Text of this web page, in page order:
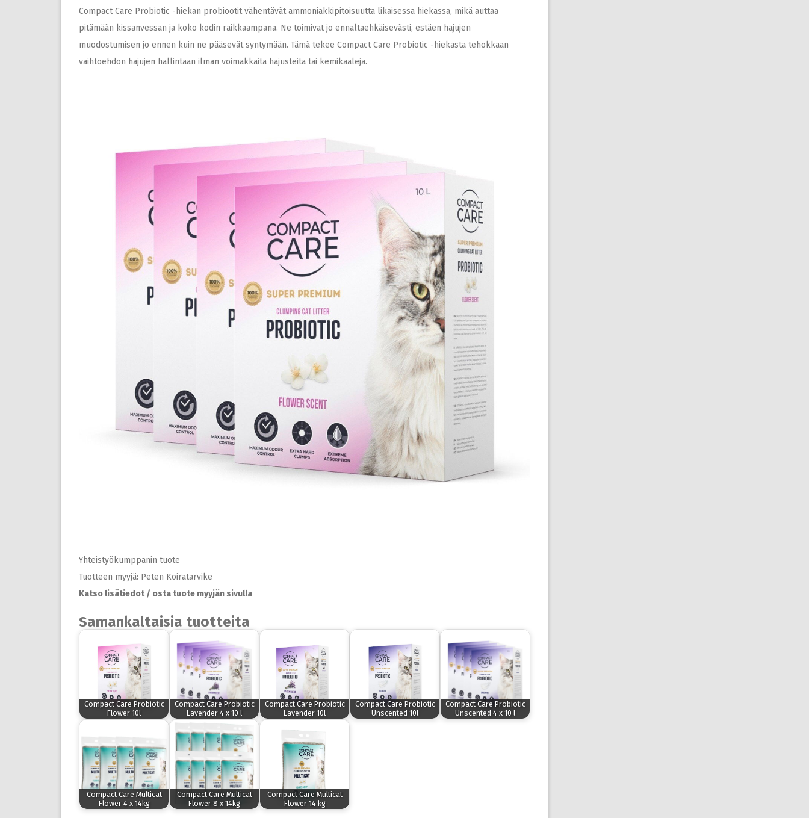
Compact Care Probiotic -hiekan probiootit vähentävät ammoniakkipitoisuutta likaisessa hiekassa, mikä auttaa
pitämään kissanvessan ja koko kodin raikkaampana. Ne toimivat jo ennaltaehkäisevästi, estäen hajujen
muodostumisen jo ennen kuin ne pääsevät syntymään. Tämä tekee Compact Care Probiotic -hiekasta tehokkaan
vaihtoehdon hajujen hallintaan ilman voimakkaita hajusteita tai kemikaaleja.
Yhteistyökumppanin tuote
Tuotteen myyjä: Peten Koiratarvike
Katso lisätiedot / osta tuote myyjän sivulla
Samankaltaisia tuotteita
Compact Care Probiotic
Flower 10l
Compact Care Probiotic
Lavender 4 x 10 l
Compact Care Probiotic
Lavender 10l
Compact Care Probiotic
Unscented 10l
Compact Care Probiotic
Unscented 4 x 10 l
Compact Care Multicat
Flower 4 x 14kg
Compact Care Multicat
Flower 8 x 14kg
Compact Care Multicat
Flower 14 kg